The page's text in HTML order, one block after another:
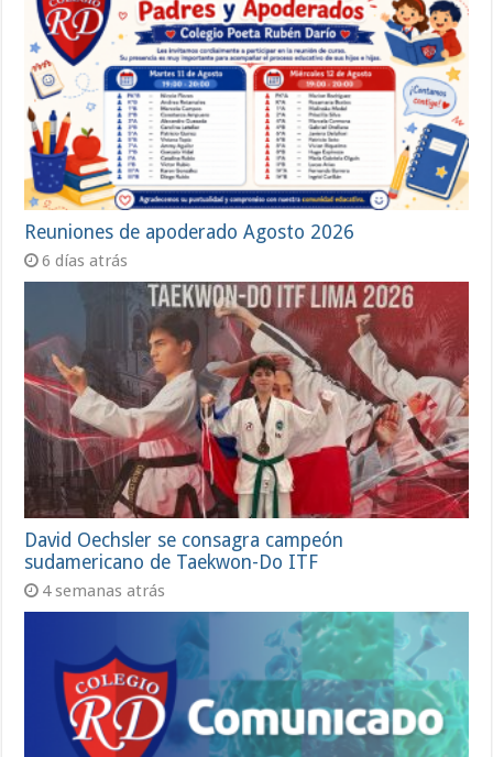
Reuniones de apoderado Agosto 2026
6 días atrás
David Oechsler se consagra campeón
sudamericano de Taekwon-Do ITF
4 semanas atrás